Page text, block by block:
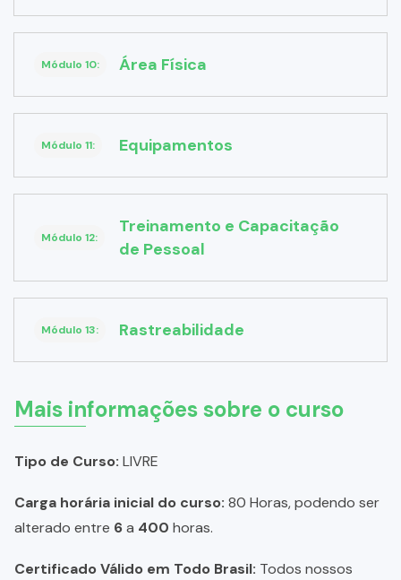
Módulo 10: Área Física
Módulo 11: Equipamentos
Módulo 12:
Treinamento e Capacitação
de Pessoal
Módulo 13: Rastreabilidade
Mais informações sobre o curso
Tipo de Curso: LIVRE
Carga horária inicial do curso: 80 Horas, podendo ser
alterado entre 6a 400 horas.
Certificado Válido em Todo Brasil: Todos nossos